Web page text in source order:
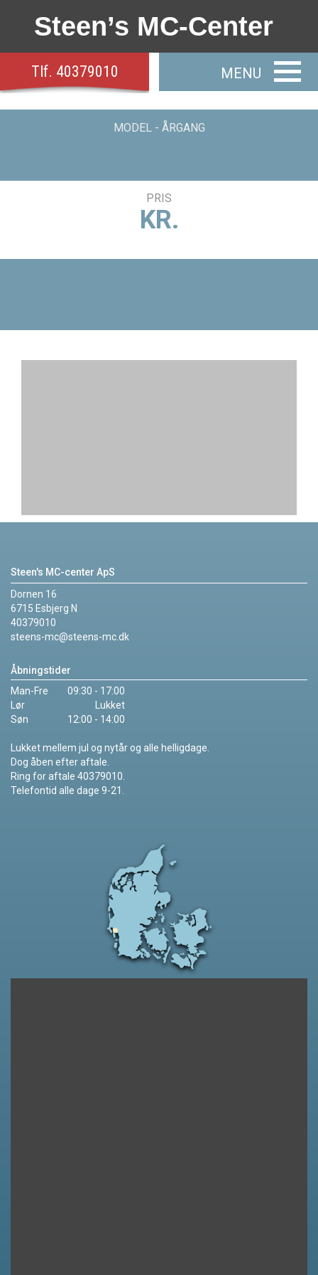
Steen’s MC-Center
Tlf. 40379010
MODEL - ÅRGANG
PRIS
KR.
Steen's MC-center ApS
Dornen 16
6715 Esbjerg N
40379010
steens-mc@steens-mc.dk
Åbningstider
Man-Fre
09:30 - 17:00
Lør
Lukket
Søn
12:00 - 14:00
Lukket mellem jul og nytår og alle helligdage.
Dog åben efter aftale.
Ring for aftale 40379010.
Telefontid alle dage 9-21.